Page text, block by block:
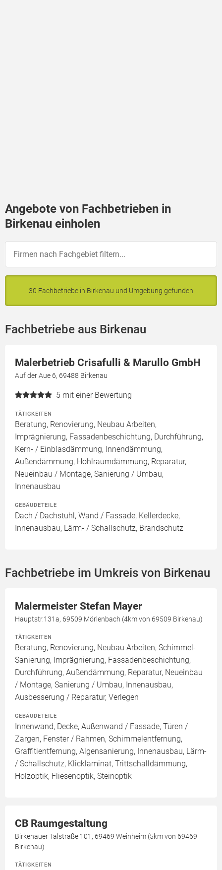
Angebote von Fachbetrieben in
Birkenau einholen
30 Fachbetriebe in Birkenau und Umgebung gefunden
Fachbetriebe aus Birkenau
Malerbetrieb Crisafulli & Marullo GmbH
Auf der Aue 6, 69488 Birkenau
5 mit einer Bewertung
TÄTIGKEITEN
Beratung, Renovierung, Neubau Arbeiten,
Imprägnierung, Fassadenbeschichtung, Durchführung,
Kern- / Einblasdämmung, Innendämmung,
Außendämmung, Hohlraumdämmung, Reparatur,
Neueinbau / Montage, Sanierung / Umbau,
Innenausbau
GEBÄUDETEILE
Dach / Dachstuhl, Wand / Fassade, Kellerdecke,
Innenausbau, Lärm- / Schallschutz, Brandschutz
Fachbetriebe im Umkreis von Birkenau
Malermeister Stefan Mayer
Hauptstr.131a, 69509 Mörlenbach (4km von 69509 Birkenau)
TÄTIGKEITEN
Beratung, Renovierung, Neubau Arbeiten, Schimmel-
Sanierung, Imprägnierung, Fassadenbeschichtung,
Durchführung, Außendämmung, Reparatur, Neueinbau
/ Montage, Sanierung / Umbau, Innenausbau,
Ausbesserung / Reparatur, Verlegen
GEBÄUDETEILE
Innenwand, Decke, Außenwand / Fassade, Türen /
Zargen, Fenster / Rahmen, Schimmelentfernung,
Graffitientfernung, Algensanierung, Innenausbau, Lärm-
/ Schallschutz, Klicklaminat, Trittschalldämmung,
Holzoptik, Fliesenoptik, Steinoptik
CB Raumgestaltung
Birkenauer Talstraße 101, 69469 Weinheim (5km von 69469
Birkenau)
TÄTIGKEITEN